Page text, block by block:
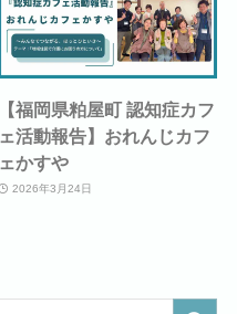
【福岡県粕屋町 認知症カフ
ェ活動報告】おれんじカフ
ェかすや
2026年3月24日